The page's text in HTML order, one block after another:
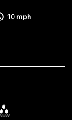
10 mph